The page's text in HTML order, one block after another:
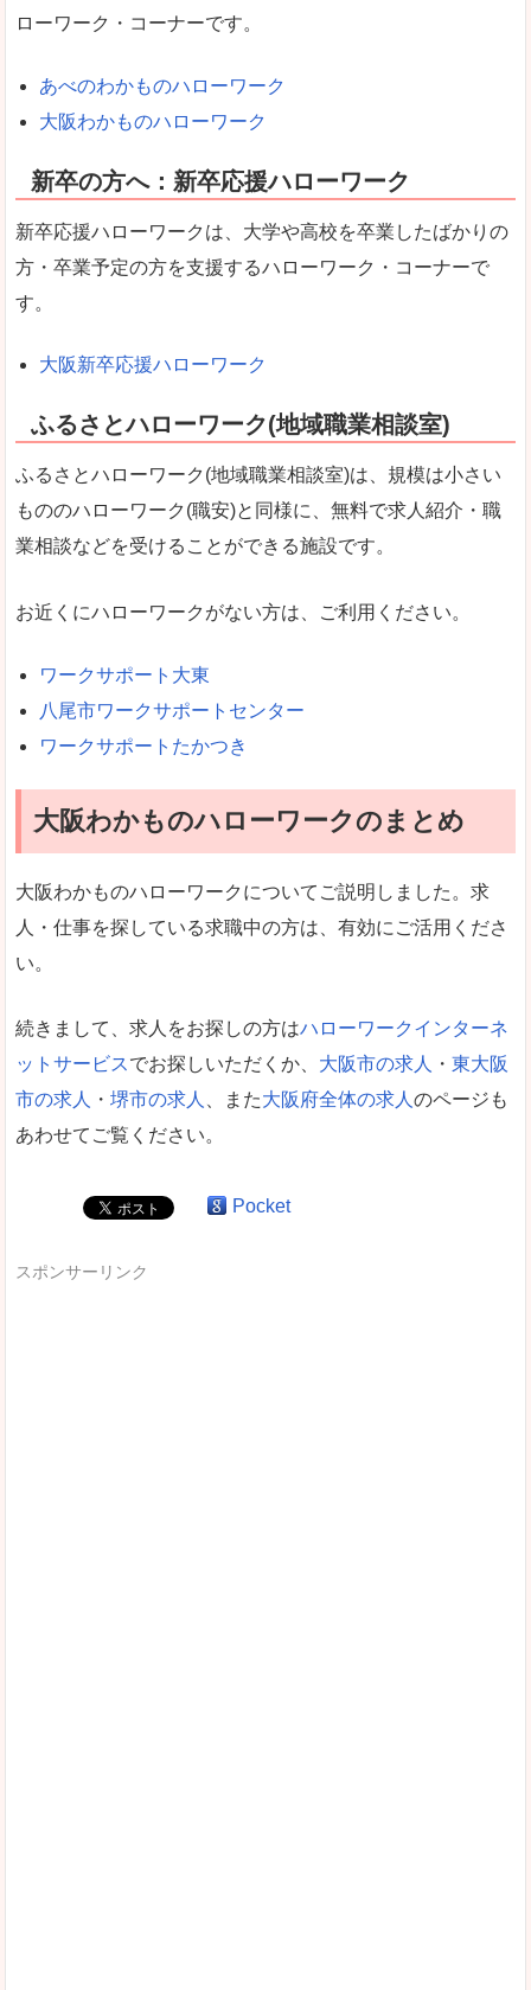
ローワーク・コーナーです。
あべのわかものハローワーク
大阪わかものハローワーク
新卒の方へ：新卒応援ハローワーク
新卒応援ハローワークは、大学や高校を卒業したばかりの
方・卒業予定の方を支援するハローワーク・コーナーで
す。
大阪新卒応援ハローワーク
ふるさとハローワーク(地域職業相談室)
ふるさとハローワーク(地域職業相談室)は、規模は小さい
もののハローワーク(職安)と同様に、無料で求人紹介・職
業相談などを受けることができる施設です。
お近くにハローワークがない方は、ご利用ください。
ワークサポート大東
八尾市ワークサポートセンター
ワークサポートたかつき
大阪わかものハローワークのまとめ
大阪わかものハローワークについてご説明しました。求
人・仕事を探している求職中の方は、有効にご活用くださ
い。
続きまして、求人をお探しの方はハローワークインターネ
ットサービスでお探しいただくか、 大阪市の求人 ・ 東大阪
市の求人
・ 堺市の求人 、また大阪府全体の求人 のページも
あわせてご覧ください。
Pocket
スポンサーリンク